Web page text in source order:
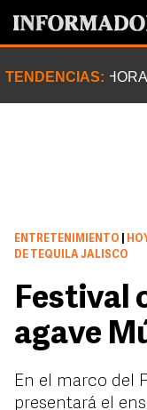
TENDENCIAS:
ENTRETENIMIENTO
DE TEQUILA JALISCO
Festival
agave
En el marco del
presentará el